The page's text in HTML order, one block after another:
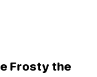
Frosty the